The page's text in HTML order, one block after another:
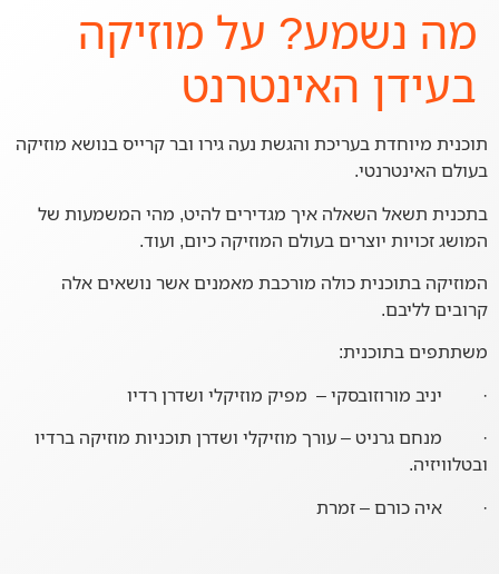
מה נשמע? על מוזיקה
בעידן האינטרנט
תוכנית מיוחדת בעריכת והגשת נעה גירו ובר קרייס בנושא מוזיקה
בעולם האינטרנטי.
בתכנית תשאל השאלה איך מגדירים להיט, מהי המשמעות של
המושג זכויות יוצרים בעולם המוזיקה כיום, ועוד.
המוזיקה בתוכנית כולה מורכבת מאמנים אשר נושאים אלה
קרובים לליבם.
משתתפים בתוכנית:
· יניב מורוזובסקי – מפיק מוזיקלי ושדרן רדיו
· מנחם גרניט – עורך מוזיקלי ושדרן תוכניות מוזיקה ברדיו
ובטלוויזיה.
· איה כורם – זמרת